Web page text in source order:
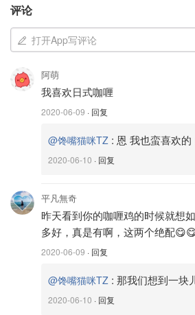
今天跟大家分享个我常用的方子，会
到的印度调味料，虽然算不上独一无
，一边撕饼，一边蘸食咖喱，感
评论
打开App写评论
阿萌
我喜欢日式咖喱
2020-06-09 · 回复
@馋嘴猫咪TZ : 恩 我也蛮喜欢
2020-06-10 · 回复
平凡無奇
昨天看到你的咖喱鸡的时候就想
多好，真是有啊，这两个绝配
2020-06-09 · 回复
@馋嘴猫咪TZ : 那我们想到一块
2020-06-10 · 回复